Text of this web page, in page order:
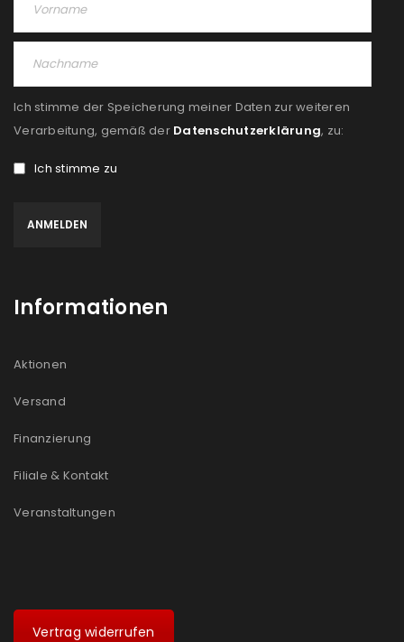
Ich stimme der Speicherung meiner Daten zur weiteren
Verarbeitung, gemäß der Datenschutzerklärung, zu:
Ich stimme zu
Informationen
Aktionen
Versand
Finanzierung
Filiale & Kontakt
Veranstaltungen
Vertrag widerrufen